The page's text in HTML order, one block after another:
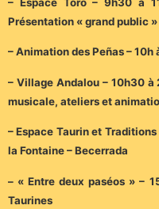
Présentation « grand public
– Animation des Peñas – 10h
– Village Andalou – 10h30 à
musicale, ateliers et
– Espace Taurin et
la Fontaine – Becerrada
– « Entre deux paséos » –
Taurines